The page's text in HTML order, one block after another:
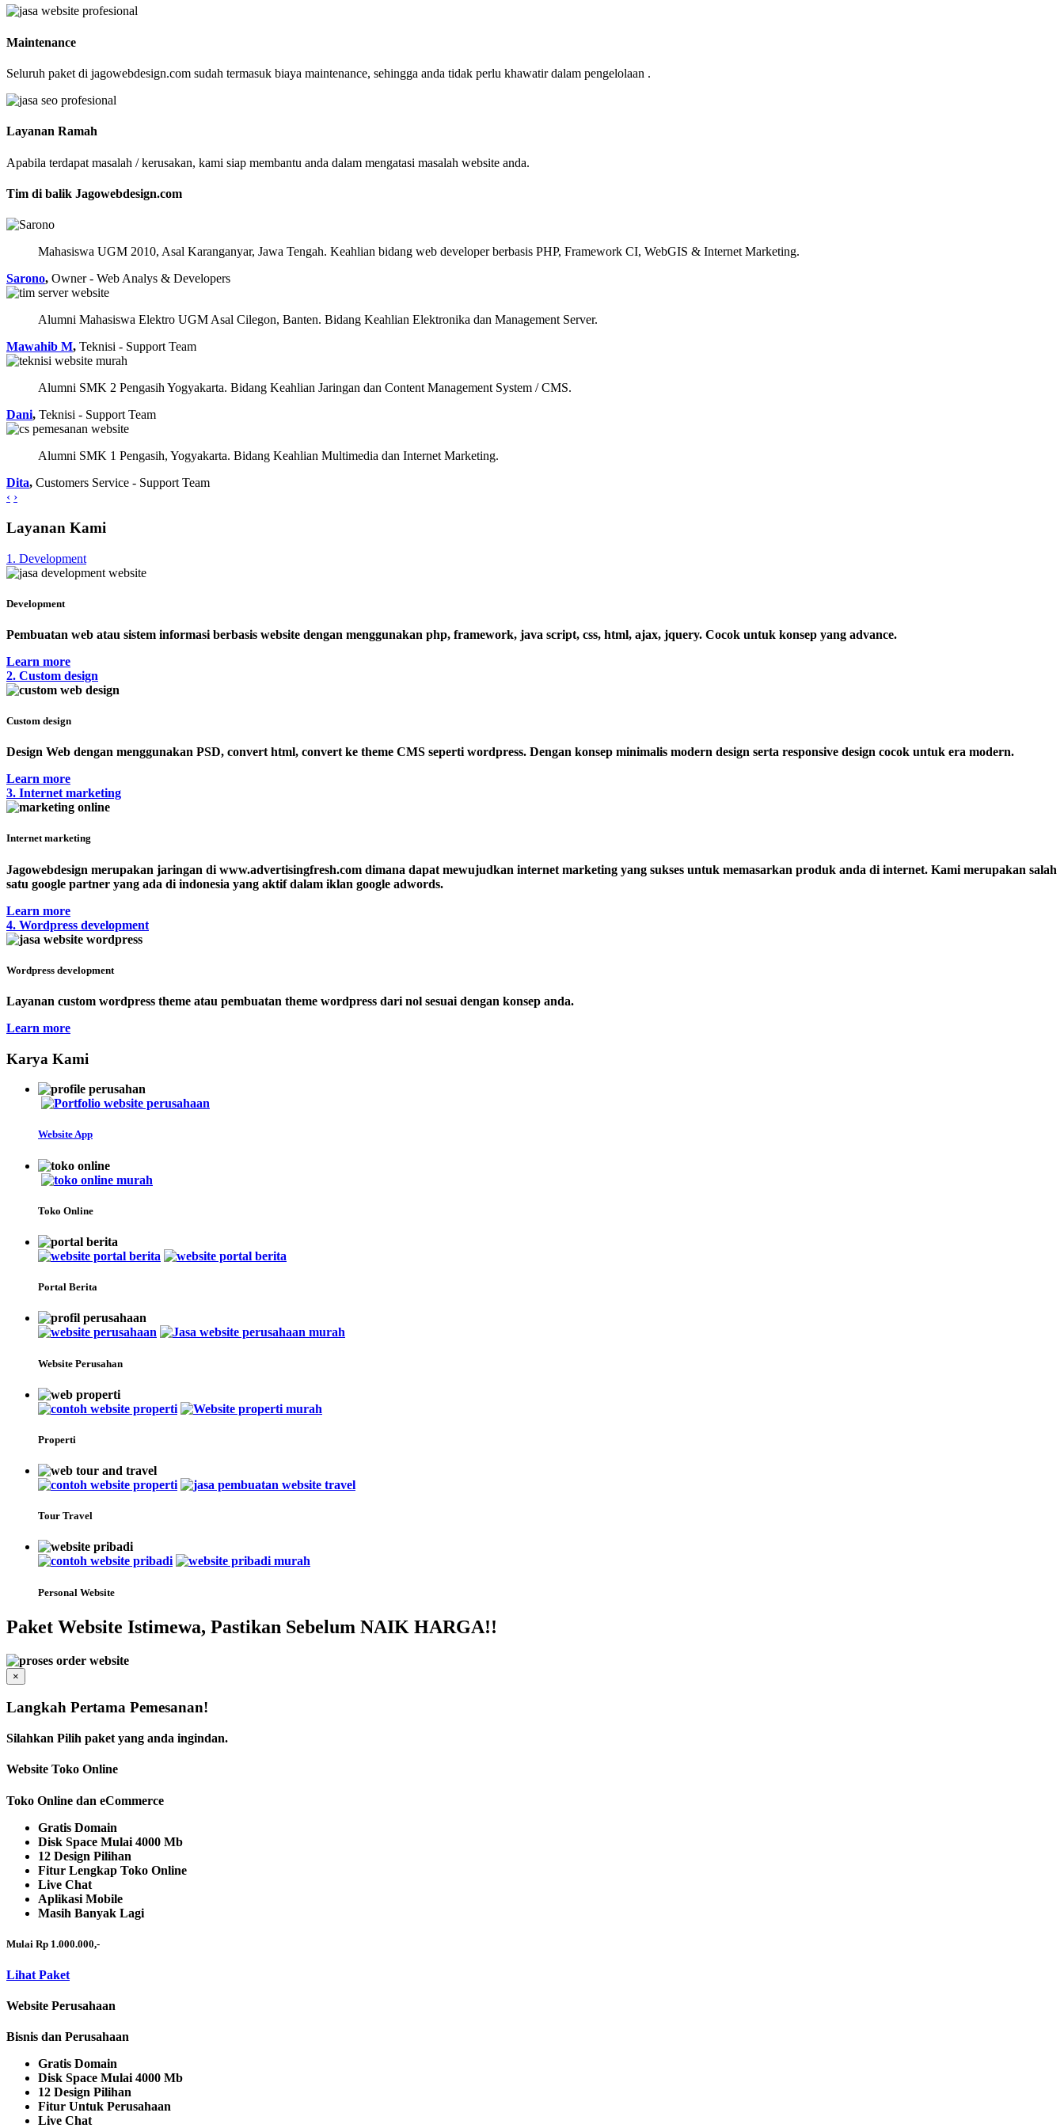
Maintenance
Seluruh paket di jagowebdesign.com sudah termasuk biaya maintenance, sehingga anda tidak perlu khawatir dalam pengelolaan .
Layanan Ramah
Apabila terdapat masalah / kerusakan, kami siap membantu anda dalam mengatasi masalah website anda.
Tim di balik Jagowebdesign.com
Mahasiswa UGM 2010, Asal Karanganyar, Jawa Tengah. Keahlian bidang web developer berbasis PHP, Framework CI, WebGIS & Internet Marketing.
Sarono, Owner - Web Analys & Developers
Alumni Mahasiswa Elektro UGM Asal Cilegon, Banten. Bidang Keahlian Elektronika dan Management Server.
Mawahib M, Teknisi - Support Team
Alumni SMK 2 Pengasih Yogyakarta. Bidang Keahlian Jaringan dan Content Management System / CMS.
Dani, Teknisi - Support Team
Alumni SMK 1 Pengasih, Yogyakarta. Bidang Keahlian Multimedia dan Internet Marketing.
Dita, Customers Service - Support Team
‹ ›
Layanan Kami
1. Development
Development
Pembuatan web atau sistem informasi berbasis website dengan menggunakan php, framework, java script, css, html, ajax, jquery. Cocok untuk konsep yang advance.
Learn more
2. Custom design
Custom design
Design Web dengan menggunakan PSD, convert html, convert ke theme CMS seperti wordpress. Dengan konsep minimalis modern design serta responsive design cocok untuk era modern.
Learn more
3. Internet marketing
Internet marketing
Jagowebdesign merupakan jaringan di www.advertisingfresh.com dimana dapat mewujudkan internet marketing yang sukses untuk memasarkan produk anda di internet. Kami merupakan salah
satu google partner yang ada di indonesia yang aktif dalam iklan google adwords.
Learn more
4. Wordpress development
Wordpress development
Layanan custom wordpress theme atau pembuatan theme wordpress dari nol sesuai dengan konsep anda.
Learn more
Karya Kami
Website App
Toko Online
Portal Berita
Website Perusahan
Properti
Tour Travel
Personal Website
Paket Website Istimewa, Pastikan Sebelum NAIK HARGA!!
×
Langkah Pertama Pemesanan!
Silahkan Pilih paket yang anda ingindan.
Website Toko Online
Toko Online dan eCommerce
Gratis Domain
Disk Space Mulai 4000 Mb
12 Design Pilihan
Fitur Lengkap Toko Online
Live Chat
Aplikasi Mobile
Masih Banyak Lagi
Mulai Rp 1.000.000,-
Lihat Paket
Website Perusahaan
Bisnis dan Perusahaan
Gratis Domain
Disk Space Mulai 4000 Mb
12 Design Pilihan
Fitur Untuk Perusahaan
Live Chat